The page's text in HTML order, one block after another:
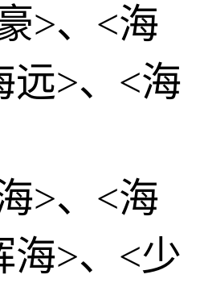
>、<海
远>、<海
>、<海
海>、<少